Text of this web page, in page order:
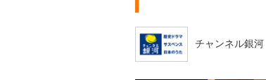
番組ジャンル
チャンネル銀